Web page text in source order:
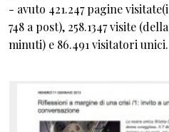
- avuto 421.247 pagine
748 a post), 258.1347 visite
minuti) e 86.491 visitatori unici.